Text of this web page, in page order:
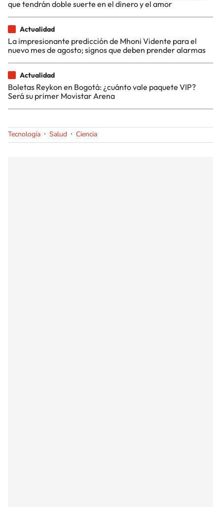
que tendrán doble suerte en el dinero y el amor
Actualidad
La impresionante predicción de Mhoni Vidente para el
nuevo mes de agosto; signos que deben prender alarmas
Actualidad
Boletas Reykon en Bogotá: ¿cuánto vale paquete VIP?
Será su primer Movistar Arena
Tecnología Salud Ciencia